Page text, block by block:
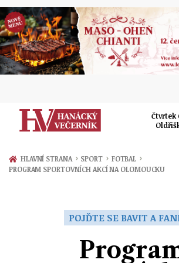
Čtvrtek
Zprávy
HLAVNÍ STRANA › SPORT › FOTBAL ›
PROGRAM SPORTOVNÍCH AKCÍ NA OLOMOUCKU
POJĎTE SE BAVIT A